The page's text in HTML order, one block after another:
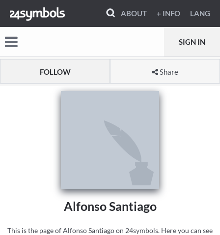
ABOUT + INFO LANG
SIGN IN
FOLLOW Share
Alfonso Santiago
This is the page of Alfonso Santiago on 24symbols. Here you can see